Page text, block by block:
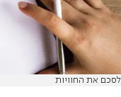
לסכם את החוויות